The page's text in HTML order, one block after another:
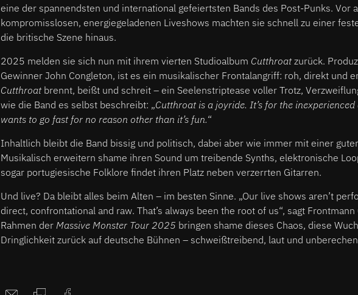
eine der spannendsten und international gefeiertsten Bands des Post-Punks. Vor
kompromisslosen, energiegeladenen Liveshows machten sie schnell zu einer
die britische Szene hinaus.
2025 melden sie sich nun mit ihrem vierten Studioalbum Cutthroatzurück.
Gewinner John Congleton, ist es ein musikalischer Frontalangriff: roh, direkt und
Cutthroatbrennt, beißt und schreit – ein Seelenstriptease voller Trotz,
wie die Band es selbst beschreibt: „Cutthroat is a joyride. It’s for the
wants to go fast for no reason other than it’s fun.“
Inhaltlich bleibt die Band bissig und politisch, dabei aber wie immer mit einer
Musikalisch erweitern shame ihren Sound um treibende Synths, elektronische
sogar portugiesische Folklore findet ihren Platz neben verzerrten Gitarren.
Und live? Da bleibt alles beim Alten – im besten Sinne. „Our live shows aren’t
direct, confrontational and raw. That’s always been the root of us“, sagt
Rahmen der Massive Monster Tour 2025 bringen shame dieses Chaos, diese
Dringlichkeit zurück auf deutsche Bühnen – schweißtreibend, laut und